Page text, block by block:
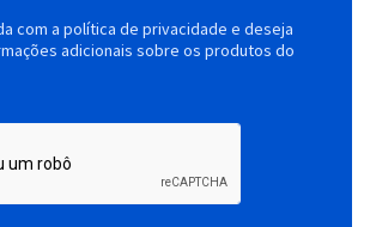
com a política de privacidade e deseja
adicionais sobre os produtos do